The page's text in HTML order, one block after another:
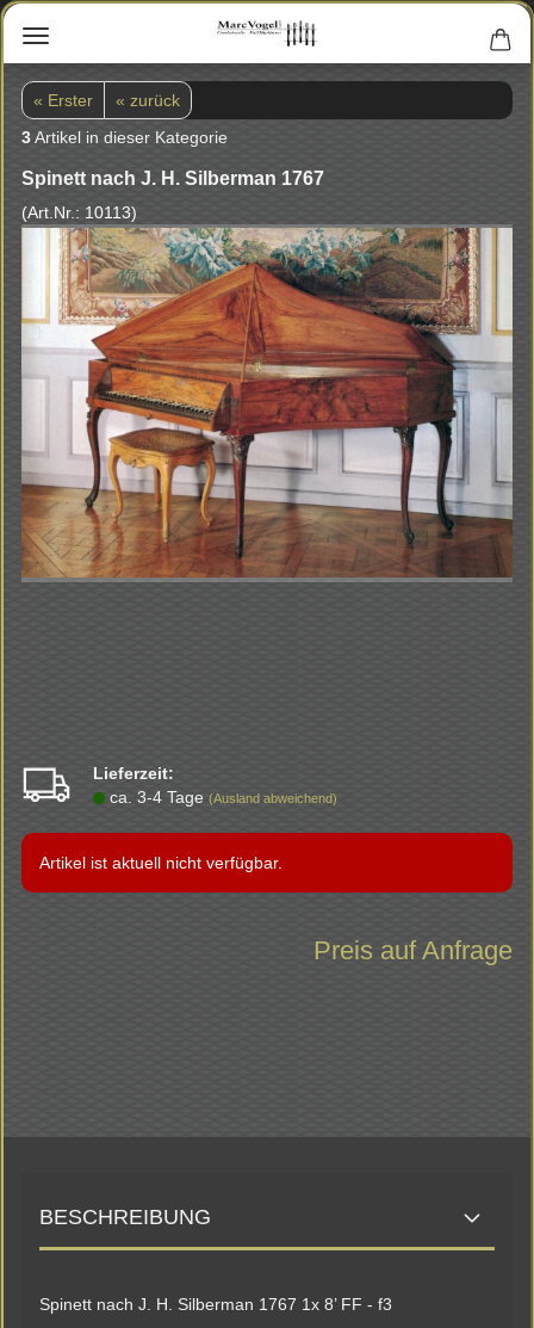
« Erster
« zurück
3Artikel in dieser Kategorie
Spi­nett nach J. H. Sil­ber­man 1767
(Art.Nr.: 10113)
Lieferzeit:
ca. 3-4 Tage (Ausland abweichend)
Artikel ist aktuell nicht verfügbar.
Preis auf Anfrage
BESCHREIBUNG
Spinett nach J. H. Silberman 1767 1x 8’ FF - f3